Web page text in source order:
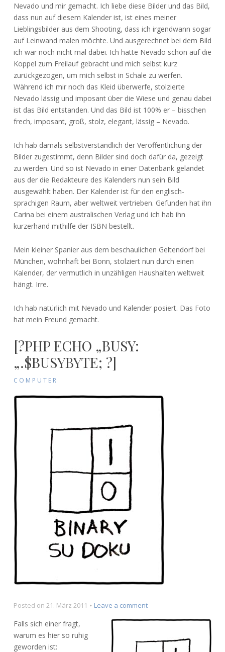
Nevado und mir gemacht. Ich liebe diese Bilder und das Bild,
dass nun auf diesem Kalender ist, ist eines meiner
Lieblingsbilder aus dem Shooting, dass ich irgendwann sogar
auf Leinwand malen möchte. Und ausgerechnet bei dem Bild
ich war noch nicht mal dabei. Ich hatte Nevado schon auf die
Koppel zum Freilauf gebracht und mich selbst kurz
zurückgezogen, um mich selbst in Schale zu werfen.
Während ich mir noch das Kleid überwerfe, stolzierte
Nevado lässig und imposant über die Wiese und genau dabei
ist das Bild entstanden. Und das Bild ist 100% er – bisschen
frech, imposant, groß, stolz, elegant, lässig – Nevado.
Ich hab damals selbstverständlich der Veröffentlichung der
Bilder zugestimmt, denn Bilder sind doch dafür da, gezeigt
zu werden. Und so ist Nevado in einer Datenbank gelandet
aus der die Redakteure des Kalenders nun sein Bild
ausgewählt haben. Der Kalender ist für den englisch-
sprachigen Raum, aber weltweit vertrieben. Gefunden hat ihn
Carina bei einem australischen Verlag und ich hab ihn
kurzerhand mithilfe der ISBN bestellt.
Mein kleiner Spanier aus dem beschaulichen Geltendorf bei
München, wohnhaft bei Bonn, stolziert nun durch einen
Kalender, der vermutlich in unzähligen Haushalten weltweit
hängt. Irre.
Ich hab natürlich mit Nevado und Kalender posiert. Das Foto
hat mein Freund gemacht.
[?PHP ECHO „BUSY:
„.$BUSYBYTE; ?]
COMPUTER
Posted on 21. März 2011 Leave a commenton
„Busy:
Falls sich einer fragt,
warum es hier so ruhig
geworden ist: